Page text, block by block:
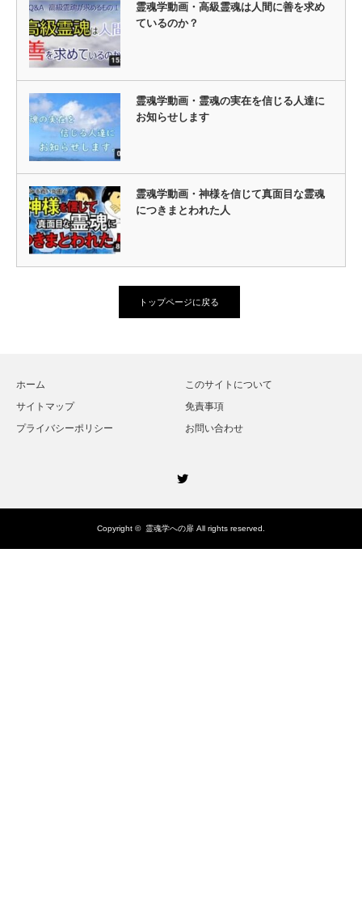
霊魂学動画・高級霊魂は人間に善を求め
ているのか？
霊魂学動画・霊魂の実在を信じる人達に
お知らせします
霊魂学動画・神様を信じて真面目な霊魂
につきまとわれた人
トップページに戻る
ホーム
このサイトについて
サイトマップ
免責事項
プライバシーポリシー
お問い合わせ
Copyright © 霊魂学への扉 All rights reserved.